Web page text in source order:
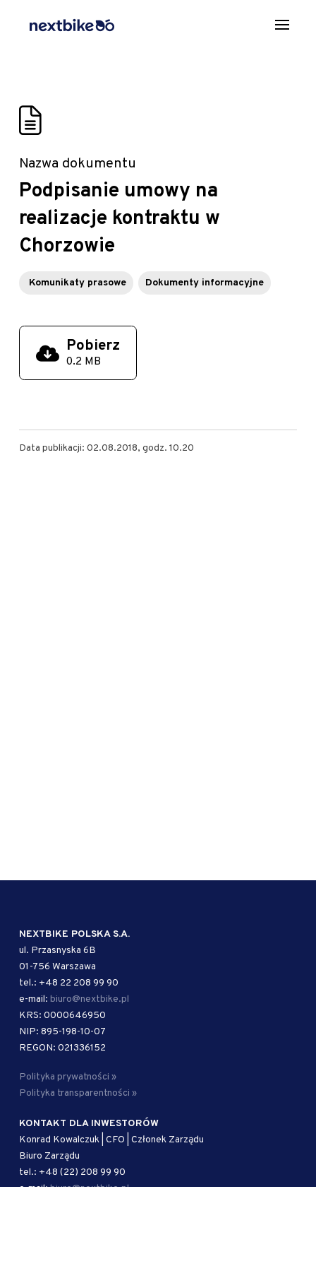
Nazwa dokumentu
Podpisanie umowy na
realizacje kontraktu w
Chorzowie
Komunikaty prasowe Dokumenty informacyjne
Pobierz
0.2 MB
Data publikacji: 02.08.2018, godz. 10.20
NEXTBIKE POLSKA S.A.
ul. Przasnyska 6B
01-756 Warszawa
tel.: +48 22 208 99 90
e-mail: biuro@nextbike.pl
KRS: 0000646950
NIP: 895-198-10-07
REGON: 021336152
Polityka prywatności »
Polityka transparentności »
KONTAKT DLA INWESTORÓW
Konrad Kowalczuk | CFO | Członek Zarządu
Biuro Zarządu
tel.: +48 (22) 208 99 90
e-mail:biuro@nextbike.pl